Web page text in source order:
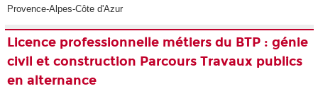
Provence-Alpes-Côte d'Azur
Licence professionnelle métiers du BTP : génie
civil et construction Parcours Travaux publics
en alternance